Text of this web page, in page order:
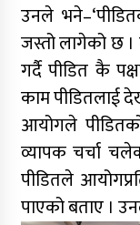
उनले
जस्तो लागेको छ ।
गर्दै पीडित कै
काम पीडितलाई
आयोगले
व्यापक चर्चा
पीडितले
पाएको बताए ।